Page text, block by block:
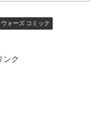
ォーズ コミック
ンク